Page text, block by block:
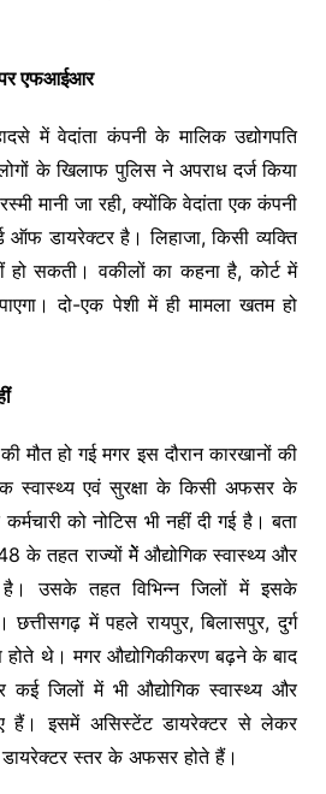
पर एफआईआर
में वेदांता कंपनी के मालिक उद्योगपति
के खिलाफ पुलिस ने अपराध दर्ज किया
मानी जा रही, क्योंकि वेदांता एक कंपनी
ऑफ डायरेक्टर है। लिहाजा, किसी व्यक्ति
हो सकती। वकीलों का कहना है, कोर्ट में
दो-एक पेशी में ही मामला खतम हो
मौत हो गई मगर इस दौरान कारखानों की
स्वास्थ्य एवं सुरक्षा के किसी अफसर के
को नोटिस भी नहीं दी गई है। बता
के तहत राज्यों मेेें औद्योगिक स्वास्थ्य और
है। उसके तहत विभिन्न जिलों में इसके
छत्तीसगढ़ में पहले रायपुर, बिलासपुर, दुर्ग
थे। मगर औद्योगिकीकरण बढ़ने के बाद
कई जिलों में भी औद्योगिक स्वास्थ्य और
हैं। इसमें असिस्टेंट डायरेक्टर से लेकर
डायरेक्टर स्तर के अफसर होते हैं।